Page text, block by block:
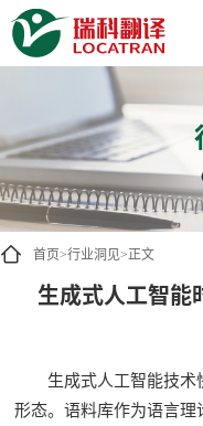
首页>行业洞见>正文
生成式人工智能
生成式人工智能技
形态。语料库作为语言